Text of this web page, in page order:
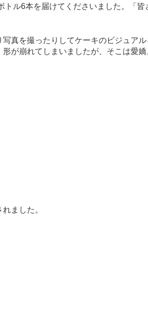
ル6本を届けてくださいました。「皆
を撮ったりしてケーキのビジュア
が崩れてしまいましたが、そこは愛
ました。